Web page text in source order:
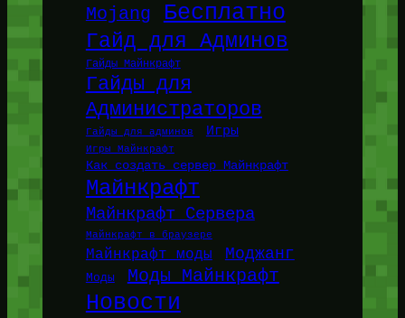
Mojang Бесплатно
Гайд для Админов
Гайды Майнкрафт
Гайды для
Администраторов
Гайды для админов Игры
Игры Майнкрафт
Как создать сервер Майнкрафт
Майнкрафт
Майнкрафт Сервера
Майнкрафт в браузере
Майнкрафт моды Моджанг
Моды Моды Майнкрафт
Новости